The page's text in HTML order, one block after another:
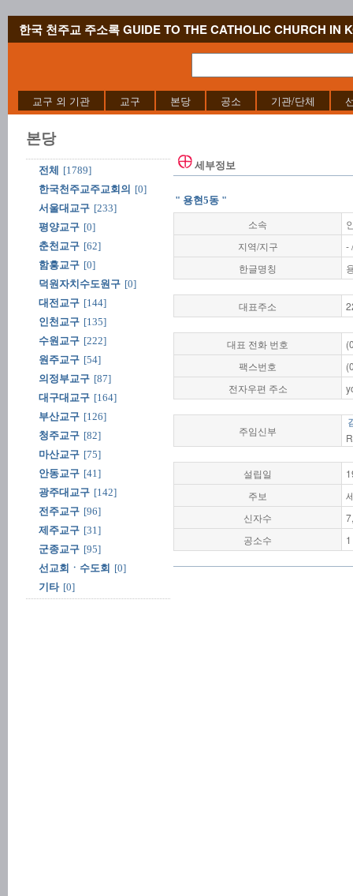
한국 천주교 주소록 GUIDE TO THE CATHOLIC CHURCH IN
교구 외 기관 교구 본당 공소 기관/단체
본당
전체
[1789]
한국천주교주교회의 [0]
서울대교구 [233]
평양교구 [0]
춘천교구 [62]
함흥교구 [0]
덕원자치수도원구 [0]
대전교구 [144]
인천교구 [135]
수원교구 [222]
원주교구 [54]
의정부교구 [87]
대구대교구 [164]
부산교구 [126]
청주교구 [82]
마산교구 [75]
안동교구 [41]
광주대교구 [142]
전주교구 [96]
제주교구 [31]
군종교구 [95]
선교회ㆍ수도회 [0]
기타 [0]
세부정보
" 용현5동 "
소속
지역/지구
-
한글명칭
대표주소
대표 전화 번호
팩스번호
전자우편 주소
주임신부
설립일
주보
신자수
공소수
1